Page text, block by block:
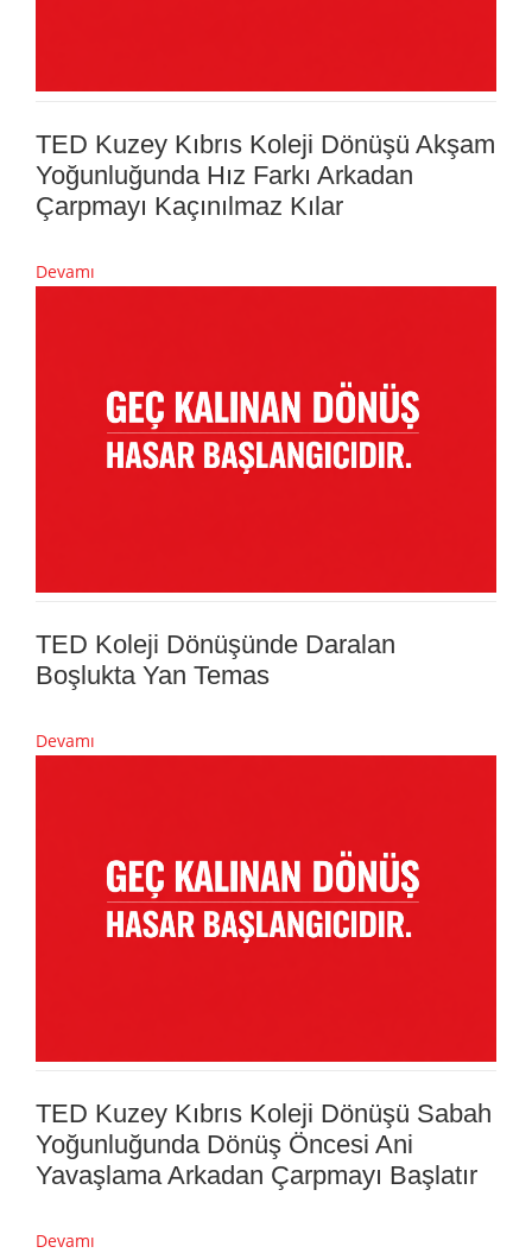
TED Kuzey Kıbrıs Koleji Dönüşü Akşam
Yoğunluğunda Hız Farkı Arkadan
Çarpmayı Kaçınılmaz Kılar
Devamı
TED Koleji Dönüşünde Daralan
Boşlukta Yan Temas
Devamı
TED Kuzey Kıbrıs Koleji Dönüşü Sabah
Yoğunluğunda Dönüş Öncesi Ani
Yavaşlama Arkadan Çarpmayı Başlatır
Devamı